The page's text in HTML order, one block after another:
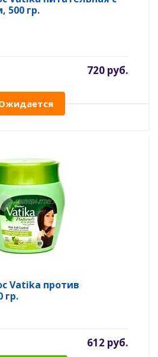
500 гр.
720 руб.
Vatika против
гр.
612 руб.